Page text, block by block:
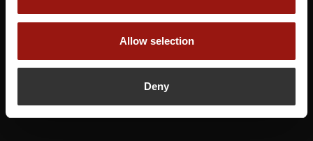
Allow selection
Deny